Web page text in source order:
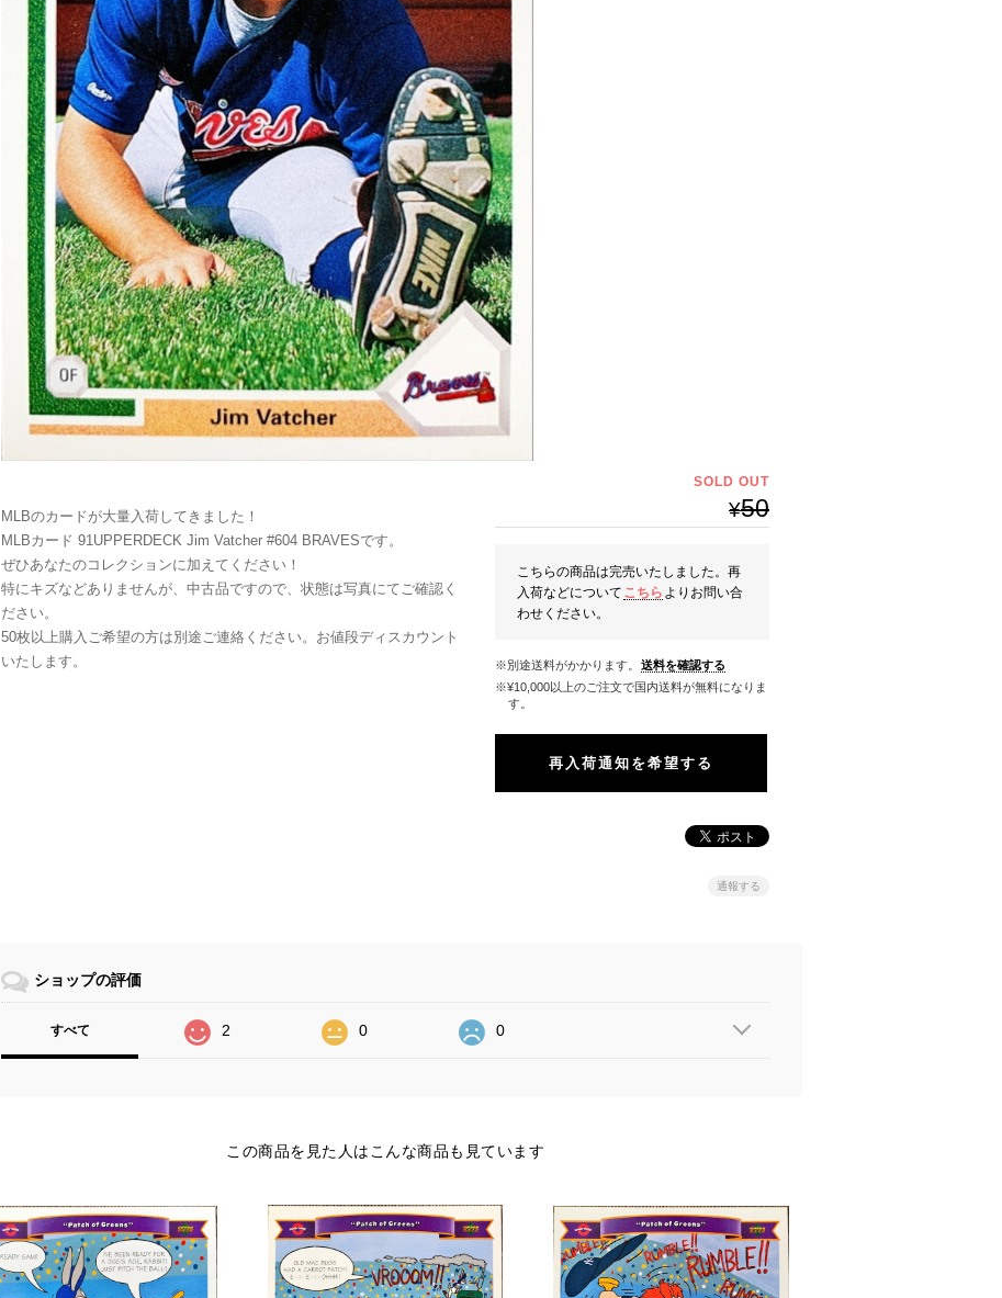
MLBのカードが大量入荷してきました！
MLBカード 91UPPERDECK Jim Vatcher #604 BRAVESです。
ぜひあなたのコレクションに加えてください！
特にキズなどありませんが、中古品ですので、状態は写真にてご確認く
ださい。
50枚以上購入ご希望の方は別途ご連絡ください。お値段ディスカウント
いたします。
SOLD OUT
¥50
こちらの商品は完売いたしました。再
入荷などについて こちら よりお問い合
わせください。
※別途送料がかかります。 送料を確認する
※¥10,000以上のご注文で国内送料が無料になりま
す。
再入荷通知を希望する
通報する
ショップの評価
すべて 2 0 0
この商品を見た人はこんな商品も見ています